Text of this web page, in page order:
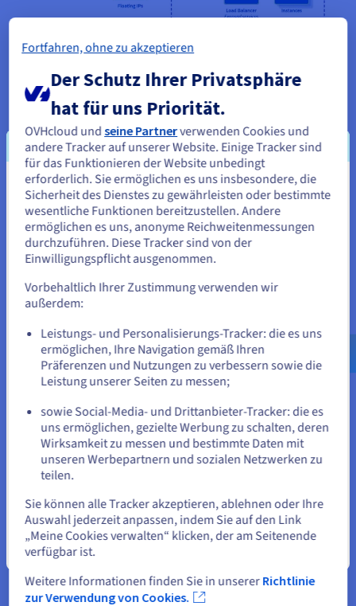
Internetzugang für private Instanzen
einrichten
Mit Gateway können Instanzen in einem privaten Netzwerk
den Traffic an das öffentliche Internet weiterleiten, ohne dass
ein externer Zugriff möglich ist. Sie können jede Software auf
Ihren privaten Instanzen aktualisieren und gleichzeitig
sicherstellen, dass nur Dienste im privaten Netzwerk eine
Verbindung zu Ihren privaten Instanzen herstellen können.
Einen Dienst auf einer Instanz einsetzen
Der einzige Weg, einen Dienst auf einer privaten
Netzwerkinstanz aus dem öffentlichen Internet zu erreichen,
ist über eine Floating IP. Die Floating IP bleibt die gleiche,
sodass Sie die Instanz auf transparente Weise aktualisieren
oder ersetzen können.
Der Dienst kann Gateway für ausgehenden Traffic in das
öffentliche Internet verwenden. Das Herunterladen eines
Updates für einen Dienst ist hier ein häufiges Szenario.
Dienste mit Loadbalancer bereitstellen
Über eine Floating IP kann ein Loadbalancer den
eingehenden Traffic gleichmäßig auf mehrere Instanzen
verteilen. Da der Loadbalancer nicht über eine öffentliche IP-
Adresse verfügt, ist er vollkommen privat und für externe
Quellen nicht zugänglich. Der Loadbalancer erhöht die
Sicherheit und ermöglicht SSL-Verschlüsselung. Er kann über
die Gateway-gehostete Floating IP nahtlos aktualisiert
werden.
Sie scheinen sich in Vereinigte
Staaten zu befinden.
Wenn Sie aus Vereinigte Staaten bestellen möchten, müssen Sie
sich auf der entsprechenden Website umsehen und dort einen
Gehe zur [Website] Webseite
us.ovhcloud.com/public-cloud Englisch
USD
- $
oder
Auf der aktuellen Website bleiben
Eine andere Website wählen
Fortfahren, ohne zu akzeptieren
Der Schutz Ihrer Privatsphäre
hat für uns Priorität.
OVHcloud undseine Partnerverwenden Cookies und
andere Tracker auf unserer Website. Einige Tracker sind
für das Funktionieren der Website unbedingt
erforderlich. Sie ermöglichen es uns insbesondere, die
Sicherheit des Dienstes zu gewährleisten oder bestimmte
wesentliche Funktionen bereitzustellen. Andere
ermöglichen es uns, anonyme Reichweitenmessungen
durchzuführen. Diese Tracker sind von der
Einwilligungspflicht ausgenommen.
Vorbehaltlich Ihrer Zustimmung verwenden wir
außerdem:
Leistungs- und Personalisierungs-Tracker: die es uns
ermöglichen, Ihre Navigation gemäß Ihren
Präferenzen und Nutzungen zu verbessern sowie die
Leistung unserer Seiten zu messen;
sowie Social-Media- und Drittanbieter-Tracker: die es
uns ermöglichen, gezielte Werbung zu schalten, deren
Wirksamkeit zu messen und bestimmte Daten mit
unseren Werbepartnern und sozialen Netzwerken zu
teilen.
Sie können alle Tracker akzeptieren, ablehnen oder Ihre
Auswahl jederzeit anpassen, indem Sie auf den Link
„Meine Cookies verwalten“ klicken, der am Seitenende
verfügbar ist.
Weitere Informationen finden Sie in unserer Richtlinie
zur Verwendung von Cookies.